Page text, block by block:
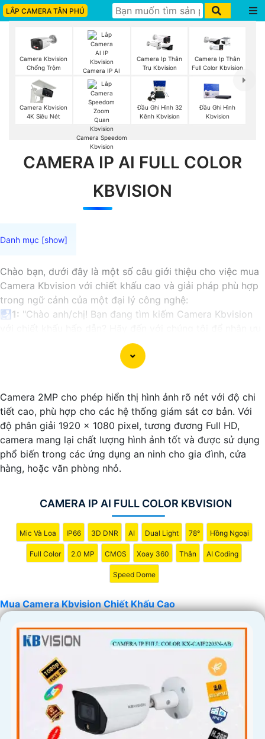
LẮP CAMERA TÂN PHÚ
Camera Kbvision
Chống Trộm
Camera IP AI
Kbvision
Camera Ip Thân
Trụ Kbvision
Camera Ip Thân
Full Color Kbvision
Camera Kbvision
4K Siêu Nét
Camera Speedom
Kbvision
Đầu Ghi Hình 32
Kênh Kbvision
Đầu Ghi Hình
Kbvision
CAMERA IP AI FULL COLOR
KBVISION
Chào bạn, dưới đây là một số câu giới thiệu cho việc mua
Camera Kbvision với chiết khấu cao và giải pháp phù hợp
trong ngữ cảnh của một đại lý công nghệ:
🛃 1: "Chào anh/chị! Bạn đang tìm kiếm Camera Kbvision
đãi đặc biệt và được tư vấn về giải pháp chính xác nhất
cho nhu cầu an ninh của bạn!"
"Bạn muốn mua Camera Kbvision với giá ưu đãi và
trợ tốt nhất từ đội ngũ chuyên gia có kinh nghiệm!"
️🥈 3:"Chúng tôi cam kết cung cấp Camera Kbvision chính
hãng với chiết khấu cao nhất trên thị trường. Hãy đến với
chúng tôi để trải nghiệm dịch vụ tốt nhất và nhận được sự
tư vấn chuyên nghiệp về giải pháp an ninh cần thiết!"
Hy vọng những câu giới thiệu trên sẽ giúp bạn thành công
của bạn. Nếu có bất kỳ yêu cầu hay câu hỏi nào khác, bạn
có thể chia sẻ để tôi hỗ trợ bạn tốt hơn!
Camera 2MP cho phép hiển thị hình ảnh rõ nét với độ chi
tiết cao, phù hợp cho các hệ thống giám sát cơ bản. Với
độ phân giải 1920 x 1080 pixel, tương đương Full HD,
camera mang lại chất lượng hình ảnh tốt và được sử dụng
phổ biến trong các ứng dụng an ninh cho gia đình, cửa
hàng, hoặc văn phòng nhỏ.
CAMERA IP AI FULL COLOR KBVISION
Mic Và Loa IP66 3D DNR AI Dual Light 78° Hồng Ngoại
Full Color 2.0 MP CMOS Xoay 360 Thân AI Coding
Speed Dome
Mua Camera Kbvision Chiết Khấu Cao